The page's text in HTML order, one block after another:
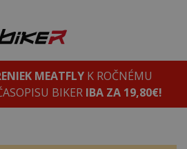
MEATFLYK ROČNÉMU
BIKER IBA ZA 19,80€!